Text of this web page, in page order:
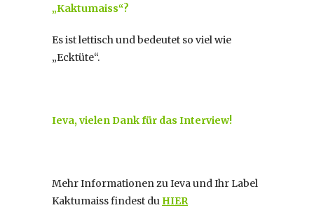
„Kaktumaiss“?
Es ist lettisch und bedeutet so viel wie
„Ecktüte“.
Ieva, vielen Dank für das Interview!
Mehr Informationen zu Ieva und Ihr Label
Kaktumaiss findest du HIER